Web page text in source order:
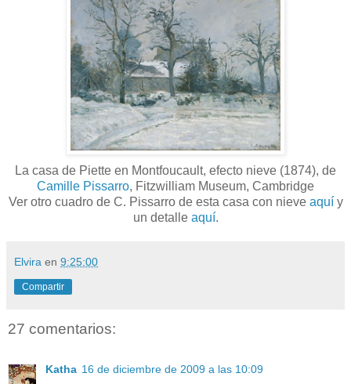
La casa de Piette en Montfoucault, efecto nieve (1874), de
Camille Pissarro, Fitzwilliam Museum, Cambridge
Ver otro cuadro de C. Pissarro de esta casa con nieve aquíy
un detalle aquí.
Elvira en 9:25:00
Compartir
27 comentarios:
Katha 16 de diciembre de 2009 a las 10:09